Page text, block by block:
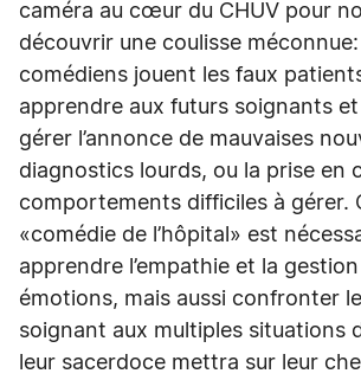
caméra au cœur du CHUV pour
découvrir une coulisse
comédiens jouent les faux
apprendre aux futurs soignants
gérer l’annonce de mauvaises
diagnostics lourds, ou la prise en
comportements difficiles à gérer.
«comédie de l’hôpital» est
apprendre l’empathie et la
émotions, mais aussi confronter
soignant aux multiples situations
leur sacerdoce mettra sur leur